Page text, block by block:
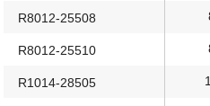
R8012-25508
R8012-25510
R1014-28505